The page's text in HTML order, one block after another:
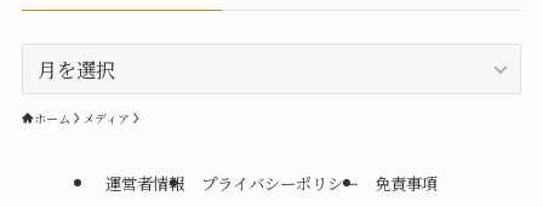
ー
カホーム メディア
運営者情報 プライバシーポリシー 免責事項